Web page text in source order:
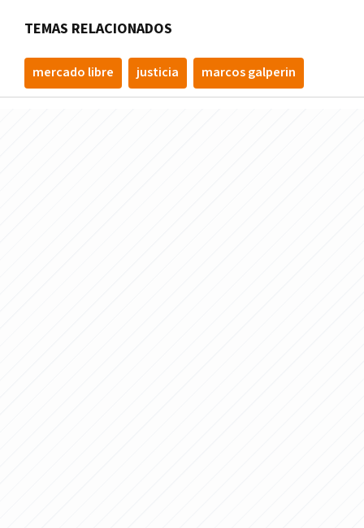
TEMAS RELACIONADOS
mercado libre justicia marcos galperin